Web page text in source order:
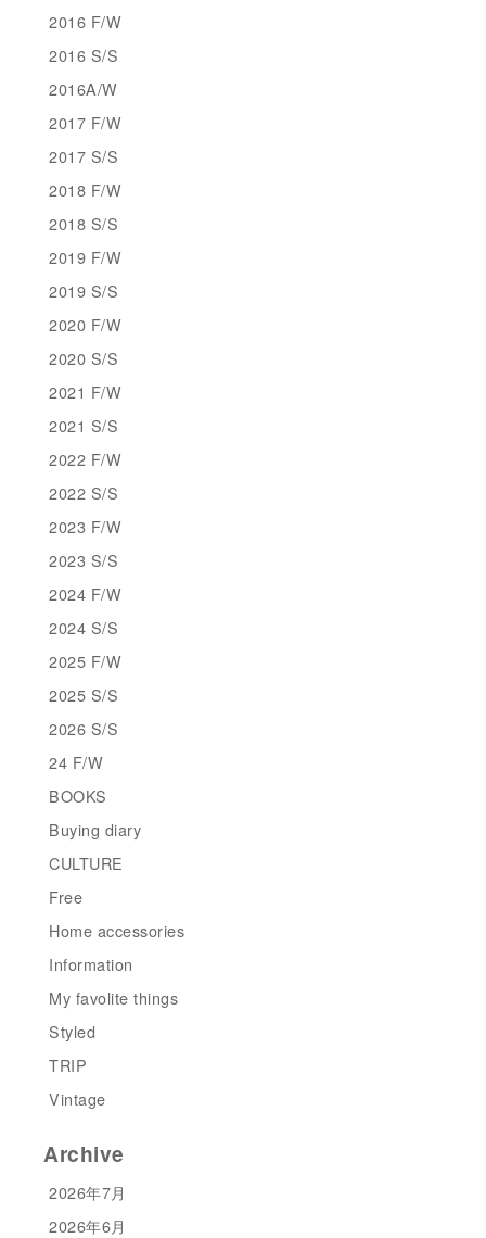
2016 F/W
2016 S/S
2016A/W
2017 F/W
2017 S/S
2018 F/W
2018 S/S
2019 F/W
2019 S/S
2020 F/W
2020 S/S
2021 F/W
2021 S/S
2022 F/W
2022 S/S
2023 F/W
2023 S/S
2024 F/W
2024 S/S
2025 F/W
2025 S/S
2026 S/S
24 F/W
BOOKS
Buying diary
CULTURE
Free
Home accessories
Information
My favolite things
Styled
TRIP
Vintage
Archive
2026年7月
2026年6月